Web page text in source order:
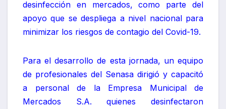
desinfección en mercados, como parte del
apoyo que se despliega a nivel nacional para
minimizar los riesgos de contagio del Covid-19.
Para el desarrollo de esta jornada, un equipo
de profesionales del Senasa dirigió y capacitó
a personal de la Empresa Municipal de
Mercados S.A. quienes desinfectaron